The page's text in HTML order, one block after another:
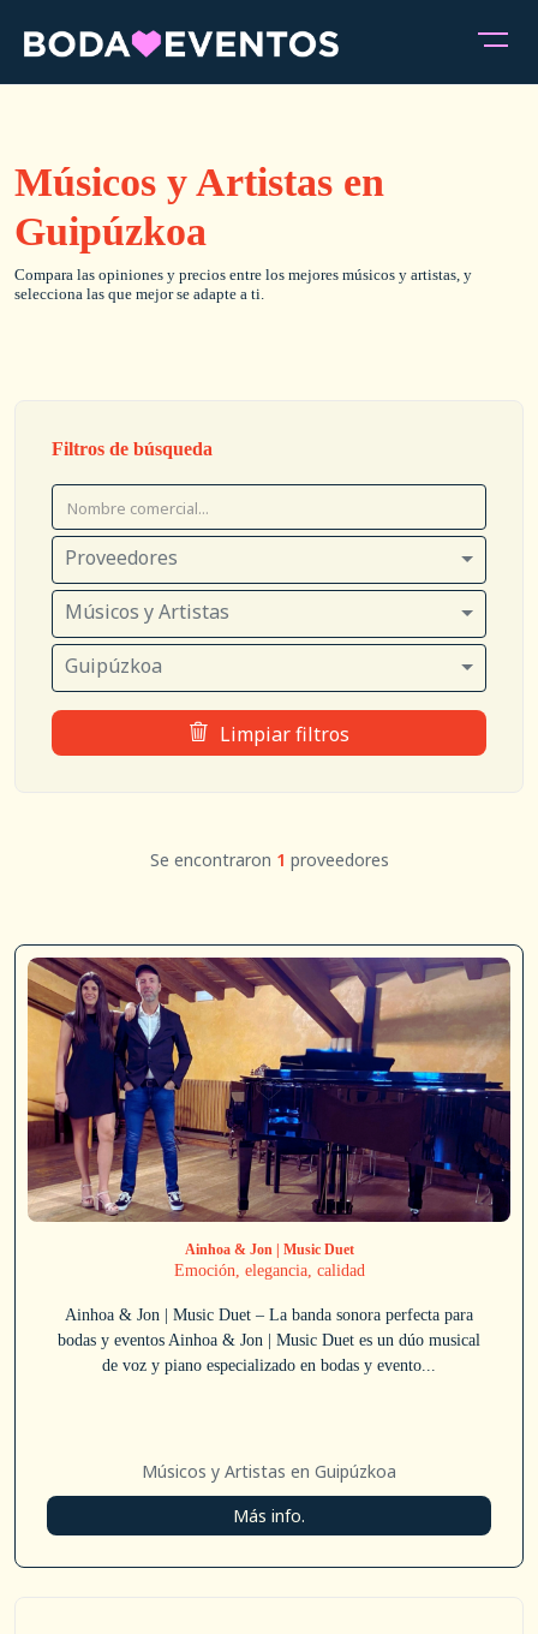
Músicos y Artistas en
Guipúzkoa
Compara las opiniones y precios entre los mejores músicos y artistas, y
selecciona las que mejor se adapte a ti.
Filtros de búsqueda
Proveedores
Músicos y Artistas
Guipúzkoa
Limpiar filtros
Se encontraron 1 proveedores
Ainhoa & Jon | Music Duet
Emoción, elegancia, calidad
Ainhoa & Jon | Music Duet – La banda sonora perfecta para
bodas y eventos Ainhoa & Jon | Music Duet es un dúo musical
de voz y piano especializado en bodas y evento...
Músicos y Artistas en Guipúzkoa
Más info.